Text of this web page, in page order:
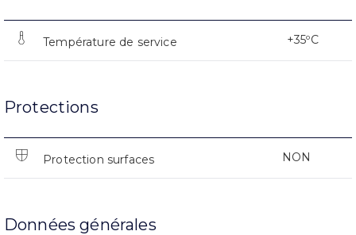
Température de service +35ºC
Protections
Protection surfaces NON
Données générales